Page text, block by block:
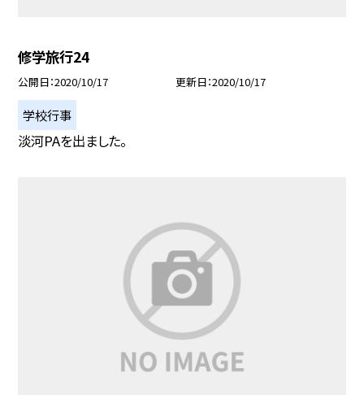
修学旅行24
公開日 2020/10/17 更新日 2020/10/17
学校行事
淡河PAを出ました。